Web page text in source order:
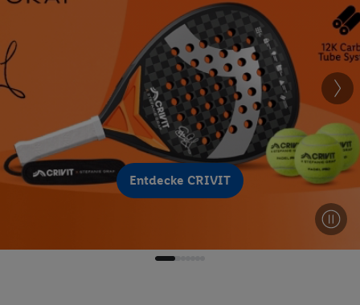
Entdecke CRIVIT